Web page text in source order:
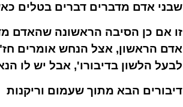
שבני אדם מדברים דברים בטלים
זו אם כן הסיבה הראשונה שהאדם
אדם הראשון, אצל הנחש אומרים
לבעל הלשון בדיבורו', אבל יש לו
דיבורים הבא מתוך שעמום וריקנות